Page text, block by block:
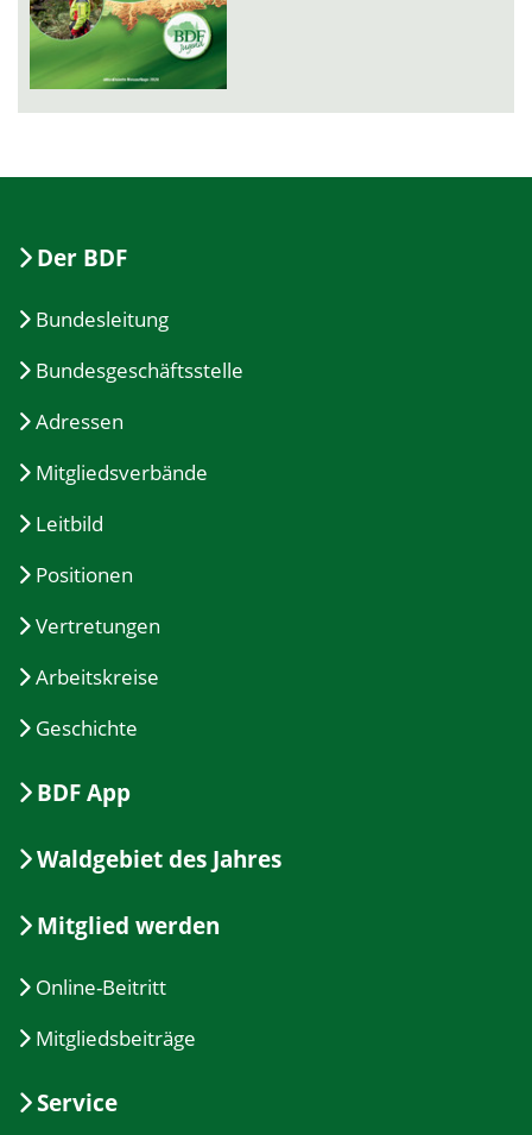
Der BDF
Bundesleitung
Bundesgeschäftsstelle
Adressen
Mitgliedsverbände
Leitbild
Positionen
Vertretungen
Arbeitskreise
Geschichte
BDF App
Waldgebiet des Jahres
Mitglied werden
Online-Beitritt
Mitgliedsbeiträge
Service